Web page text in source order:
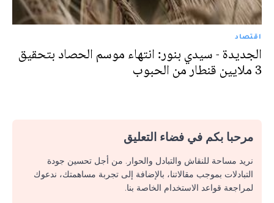
اقتصاد
الجديدة - سيدي بنور: انتهاء موسم الحصاد بتحقيق
3 ملايين قنطار من الحبوب
مرحبا بكم في فضاء التعليق
نريد مساحة للنقاش والتبادل والحوار. من أجل تحسين جودة
التبادلات بموجب مقالاتنا، بالإضافة إلى تجربة مساهمتك، ندعوك
لمراجعة قواعد الاستخدام الخاصة بنا.